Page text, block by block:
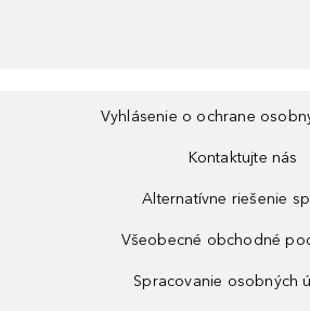
Vyhlásenie o ochrane
Kontaktujte nás
Alternatívne riešenie
Všeobecné obchodné
Spracovanie osobných